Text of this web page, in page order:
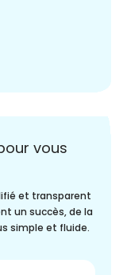
vous
et transparent
un succès, de la
simple et fluide.